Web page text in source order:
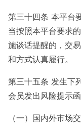
第三十四条 本平台
当按照本平台要求
施谈话提醒的，交
和方式认真履行。
第三十五条 发生下
会员发出风险提示函
（一）国内外市场